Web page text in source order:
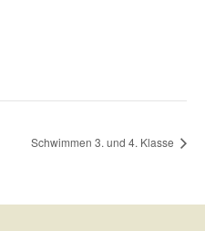
Schwimmen 3. und 4. Klasse